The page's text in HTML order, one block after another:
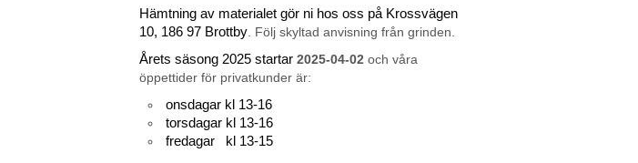
Hämtning av materialet gör ni hos oss på Krossvägen
10, 186 97 Brottby . Följ skyltad anvisning från grinden.
Årets säsong 2025 startar 2025-04-02 och våra
öppettider för privatkunder är:
onsdagar kl 13-16
torsdagar kl 13-16
fredagar kl 13-15